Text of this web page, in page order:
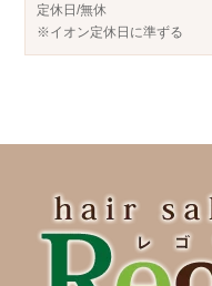
定休日/無休
※イオン定休日に準ずる